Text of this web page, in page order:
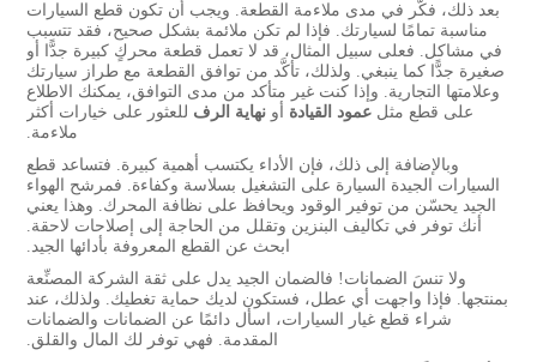
بعد ذلك، فكّر في مدى ملاءمة القطعة. ويجب أن تكون قطع السيارات
مناسبة تمامًا لسيارتك. فإذا لم تكن ملائمة بشكل صحيح، فقد تتسبب
في مشاكل. فعلى سبيل المثال، قد لا تعمل قطعة محركٍ كبيرة جدًّا أو
صغيرة جدًّا كما ينبغي. ولذلك، تأكَّد من توافق القطعة مع طراز سيارتك
وعلامتها التجارية. وإذا كنت غير متأكد من مدى التوافق، يمكنك الاطلاع
على قطع مثل عمود القيادة أو نهاية الرف للعثور على خيارات أكثر
ملاءمة.
وبالإضافة إلى ذلك، فإن الأداء يكتسب أهمية كبيرة. فتساعد قطع
السيارات الجيدة السيارة على التشغيل بسلاسة وكفاءة. فمرشح الهواء
الجيد يحسّن من توفير الوقود ويحافظ على نظافة المحرك. وهذا يعني
أنك توفر في تكاليف البنزين وتقلل من الحاجة إلى إصلاحات لاحقة.
ابحث عن القطع المعروفة بأدائها الجيد.
ولا تنسَ الضمانات! فالضمان الجيد يدل على ثقة الشركة المصنِّعة
بمنتجها. فإذا واجهت أي عطل، فستكون لديك حماية تغطيك. ولذلك، عند
شراء قطع غيار السيارات، اسأل دائمًا عن الضمانات والضمانات
المقدمة. فهي توفر لك المال والقلق.